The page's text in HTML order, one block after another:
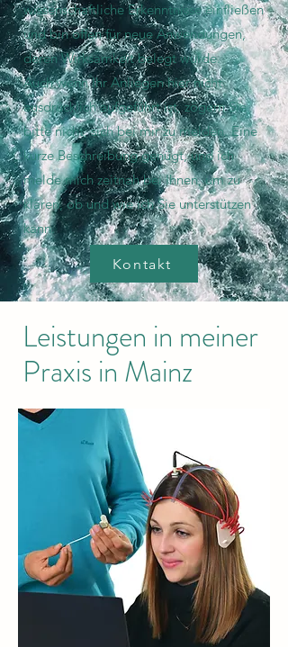
wissenschaftliche Erkenntnisse einfließen
und bin offen für neue Anwendungen,
deren Wirksamkeit belegt wurde.
Auch wenn Ihr Anliegen hier nicht
ausdrücklich aufgeführt ist, zögern Sie
bitte nicht, sich bei mir zu melden. Eine
kurze Beschreibung genügt, und ich
melde mich zeitnah bei Ihnen, um zu
klären, ob und wie ich Sie unterstützen
kann.
Kontakt
Leistungen in meiner
Praxis in Mainz